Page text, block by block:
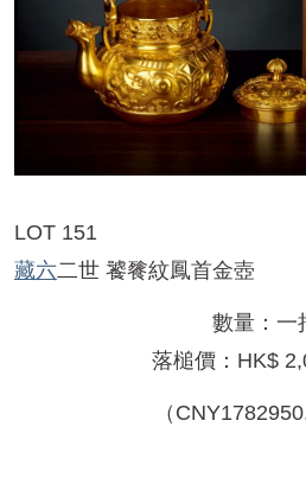
LOT 151
藏六二世 饕餮紋鳳首金壺
數量：一
落槌價：HK$
（